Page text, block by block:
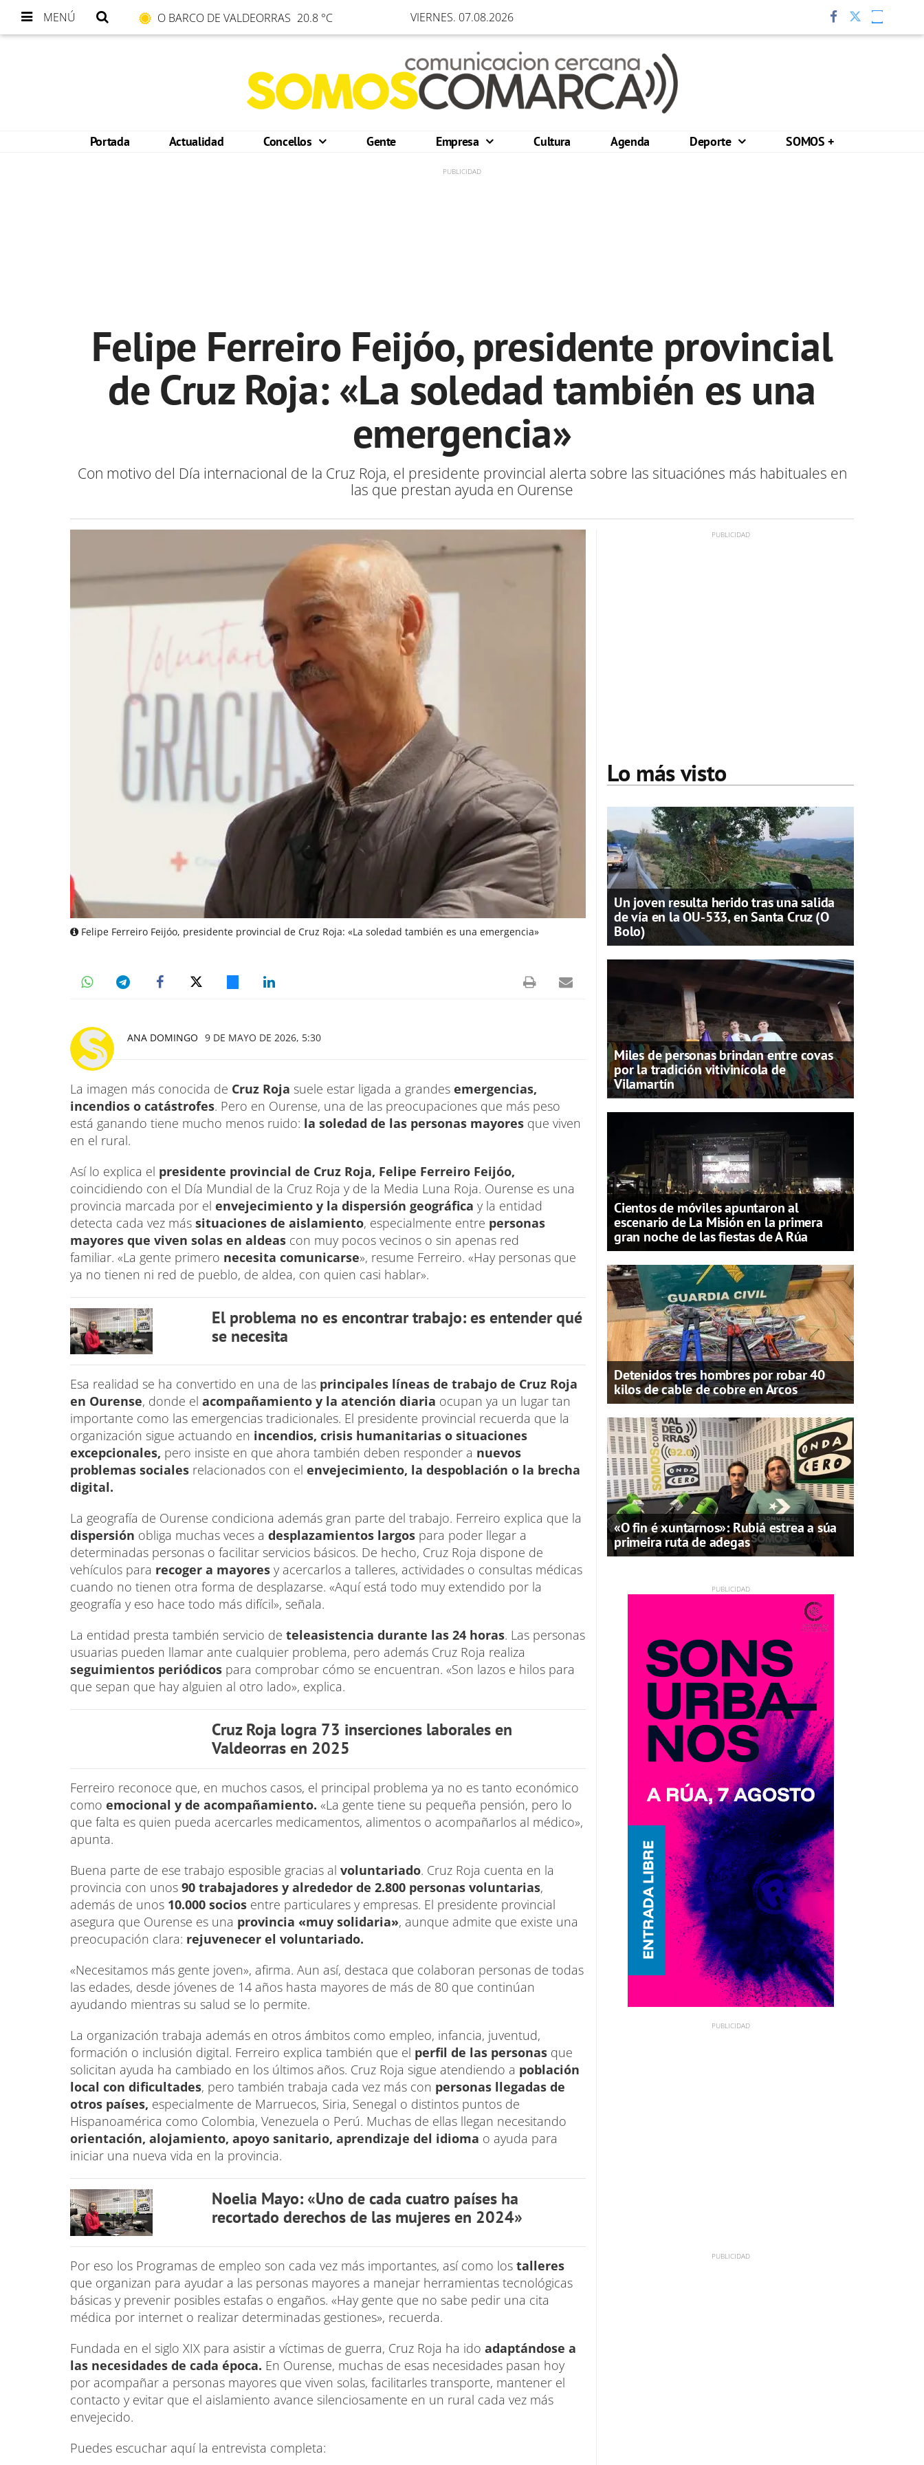
MENÚ O BARCO DE VALDEORRAS 20.8 °C VIERNES. 07.08.2026
Portada Actualidad Concellos Gente Empresa Cultura Agenda Deporte SOMOS +
Felipe Ferreiro Feijóo, presidente provincial
de Cruz Roja: «La soledad también es una
emergencia»
Con motivo del Día internacional de la Cruz Roja, el presidente provincial alerta sobre las situaciónes más habituales en
las que prestan ayuda en Ourense
Felipe Ferreiro Feijóo, presidente provincial de Cruz Roja: «La soledad también es una emergencia»
ANA DOMINGO 9 DE MAYO DE 2026, 5:30
La imagen más conocida de Cruz Roja suele estar ligada a grandes emergencias,
incendios o catástrofes. Pero en Ourense, una de las preocupaciones que más peso
está ganando tiene mucho menos ruido: la soledad de las personas mayores que viven
en el rural.
Así lo explica el presidente provincial de Cruz Roja, Felipe Ferreiro Feijóo,
coincidiendo con el Día Mundial de la Cruz Roja y de la Media Luna Roja. Ourense es una
provincia marcada por el envejecimiento y la dispersión geográfica y la entidad
detecta cada vez más situaciones de aislamiento, especialmente entre personas
mayores que viven solas en aldeas con muy pocos vecinos o sin apenas red
familiar. «La gente primero necesita comunicarse», resume Ferreiro. «Hay personas que
ya no tienen ni red de pueblo, de aldea, con quien casi hablar».
El problema no es encontrar trabajo: es entender qué
se necesita
Esa realidad se ha convertido en una de las principales líneas de trabajo de Cruz Roja
en Ourense, donde el acompañamiento y la atención diaria ocupan ya un lugar tan
importante como las emergencias tradicionales. El presidente provincial recuerda que la
organización sigue actuando en incendios, crisis humanitarias o situaciones
excepcionales, pero insiste en que ahora también deben responder a nuevos
problemas sociales relacionados con el envejecimiento, la despoblación o la brecha
digital.
La geografía de Ourense condiciona además gran parte del trabajo. Ferreiro explica que la
dispersión obliga muchas veces a desplazamientos largos para poder llegar a
determinadas personas o facilitar servicios básicos. De hecho, Cruz Roja dispone de
vehículos para recoger a mayores y acercarlos a talleres, actividades o consultas médicas
cuando no tienen otra forma de desplazarse. «Aquí está todo muy extendido por la
geografía y eso hace todo más difícil», señala.
La entidad presta también servicio de teleasistencia durante las 24 horas. Las personas
usuarias pueden llamar ante cualquier problema, pero además Cruz Roja realiza
seguimientos periódicos para comprobar cómo se encuentran. «Son lazos e hilos para
que sepan que hay alguien al otro lado», explica.
Cruz Roja logra 73 inserciones laborales en
Valdeorras en 2025
Ferreiro reconoce que, en muchos casos, el principal problema ya no es tanto económico
como emocional y de acompañamiento. «La gente tiene su pequeña pensión, pero lo
que falta es quien pueda acercarles medicamentos, alimentos o acompañarlos al médico»,
apunta.
Buena parte de ese trabajo esposible gracias al voluntariado. Cruz Roja cuenta en la
provincia con unos 90 trabajadores y alrededor de 2.800 personas voluntarias,
además de unos 10.000 socios entre particulares y empresas. El presidente provincial
asegura que Ourense es una provincia «muy solidaria», aunque admite que existe una
preocupación clara: rejuvenecer el voluntariado.
«Necesitamos más gente joven», afirma. Aun así, destaca que colaboran personas de todas
las edades, desde jóvenes de 14 años hasta mayores de más de 80 que continúan
ayudando mientras su salud se lo permite.
La organización trabaja además en otros ámbitos como empleo, infancia, juventud,
formación o inclusión digital. Ferreiro explica también que el perfil de las personas que
solicitan ayuda ha cambiado en los últimos años. Cruz Roja sigue atendiendo a población
local con dificultades, pero también trabaja cada vez más con personas llegadas de
otros países, especialmente de Marruecos, Siria, Senegal o distintos puntos de
Hispanoamérica como Colombia, Venezuela o Perú. Muchas de ellas llegan necesitando
orientación, alojamiento, apoyo sanitario, aprendizaje del idioma o ayuda para
iniciar una nueva vida en la provincia.
Noelia Mayo: «Uno de cada cuatro países ha
recortado derechos de las mujeres en 2024»
Por eso los Programas de empleo son cada vez más importantes, así como los talleres
que organizan para ayudar a las personas mayores a manejar herramientas tecnológicas
básicas y prevenir posibles estafas o engaños. «Hay gente que no sabe pedir una cita
médica por internet o realizar determinadas gestiones», recuerda.
Fundada en el siglo XIX para asistir a víctimas de guerra, Cruz Roja ha ido adaptándose a
las necesidades de cada época. En Ourense, muchas de esas necesidades pasan hoy
por acompañar a personas mayores que viven solas, facilitarles transporte, mantener el
contacto y evitar que el aislamiento avance silenciosamente en un rural cada vez más
envejecido.
Puedes escuchar aquí la entrevista completa:
Lo más visto
Un joven resulta herido tras una salida
de vía en la OU-533, en Santa Cruz (O
Bolo)
Miles de personas brindan entre covas
por la tradición vitivinícola de
Vilamartín
Cientos de móviles apuntaron al
escenario de La Misión en la primera
gran noche de las fiestas de A Rúa
Detenidos tres hombres por robar 40
kilos de cable de cobre en Arcos
«O fin é xuntarnos»: Rubiá estrea a súa
primeira ruta de adegas